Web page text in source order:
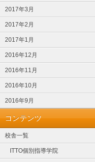
2017年3月
2017年2月
2017年1月
2016年12月
2016年11月
2016年10月
2016年9月
コンテンツ
校舎一覧
ITTO個別指導学院